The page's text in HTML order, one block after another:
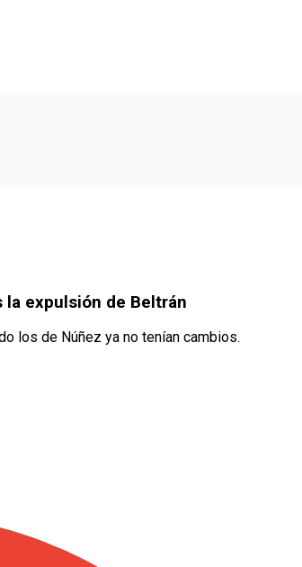
la expulsión de Beltrán
los de Núñez ya no tenían cambios.